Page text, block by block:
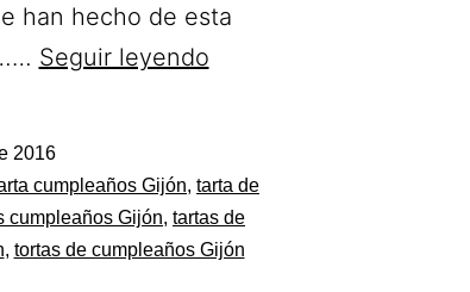
han hecho de esta
Seguir leyendoConfitería
Tartas
a
domicilio
2016
cumpleaños Gijón, tarta de
cumpleaños Gijón, tartas de
, tortas de cumpleaños Gijón